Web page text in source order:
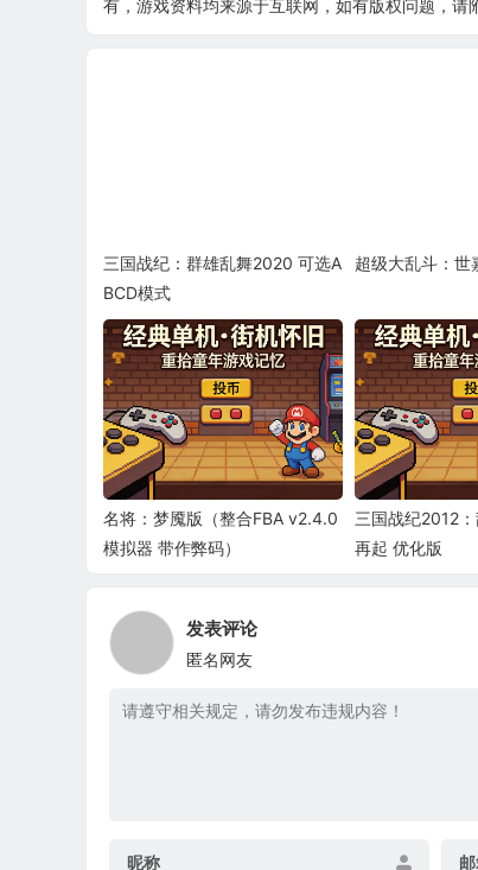
有，游戏资料均来源于互联网，如有版权问题，
三国战纪：群雄乱舞2020 可选A
BCD模式
超级大乱斗：世
名将：梦魇版（整合FBA v2.4.0
模拟器 带作弊码）
三国战纪2012
再起 优化版
发表评论
匿名网友
昵称